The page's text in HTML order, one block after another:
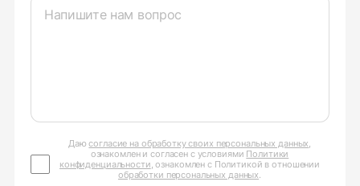
Даюсогласие на обработку своих персональных данных,
ознакомлен и согласен с условиями Политики
конфиденциальности, ознакомлен с Политикой в отношении
обработки персональных данных.